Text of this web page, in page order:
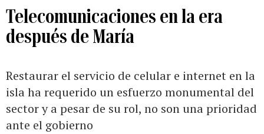
Telecomunicaciones en la era
después de María
Restaurar el servicio de celular e internet en la
isla ha requerido un esfuerzo monumental del
sector y a pesar de su rol, no son una prioridad
ante el gobierno